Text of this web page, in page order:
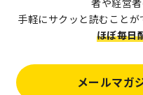
者や経営者
手軽にサクッと読むこと
ほぼ毎日
メールマガ